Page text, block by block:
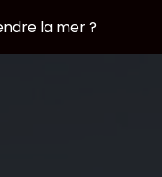
la mer ?